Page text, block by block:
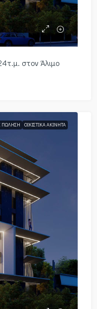
στον Άλιμο
ΠΏΛΗΣΗ ΟΙΚΙΣΤΙΚΆ ΑΚΊΝΗΤΑ